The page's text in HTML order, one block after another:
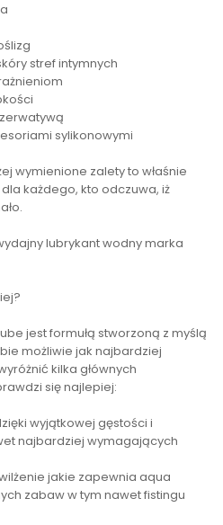
stref intymnych
sylikonowymi
wymienione zalety to właśnie
każdego, kto odczuwa, iż
lubrykant wodny marka
jest formułą stworzoną z myślą
możliwie jak najbardziej
kilka głównych
się najlepiej:
wyjątkowej gęstości i
najbardziej wymagających
jakie zapewnia aqua
zabaw w tym nawet fistingu